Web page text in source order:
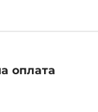
оплата